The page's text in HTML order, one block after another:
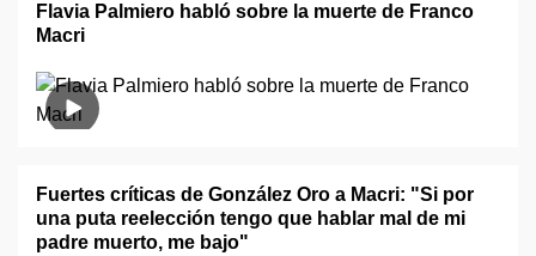
Flavia Palmiero habló sobre la muerte de Franco
Macri
Fuertes críticas de González Oro a Macri: "Si por
una puta reelección tengo que hablar mal de mi
padre muerto, me bajo"